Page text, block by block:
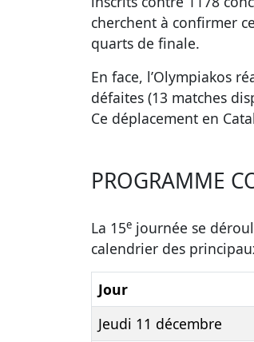
cherchent à confirmer
quarts de finale.
En face, l’Olympiakos
défaites (13 matches
Ce déplacement en
PROGRAMME
La 15e journée se
calendrier des
Jour
Jeudi 11 décembre